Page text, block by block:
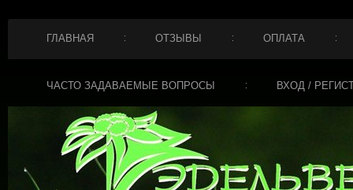
ГЛАВНАЯ ОТЗЫВЫ ОПЛАТА
ЧАСТО ЗАДАВАЕМЫЕ ВОПРОСЫ ВХОД /